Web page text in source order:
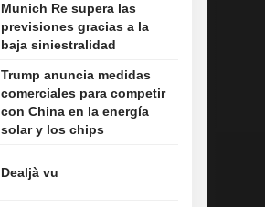
Munich Re supera las
previsiones gracias a la
baja siniestralidad
Trump anuncia medidas
comerciales para competir
con China en la energía
solar y los chips
Dealjà vu